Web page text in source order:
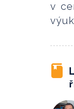
v